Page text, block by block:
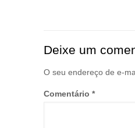
Deixe um
O seu endereço de e-
Comentário *